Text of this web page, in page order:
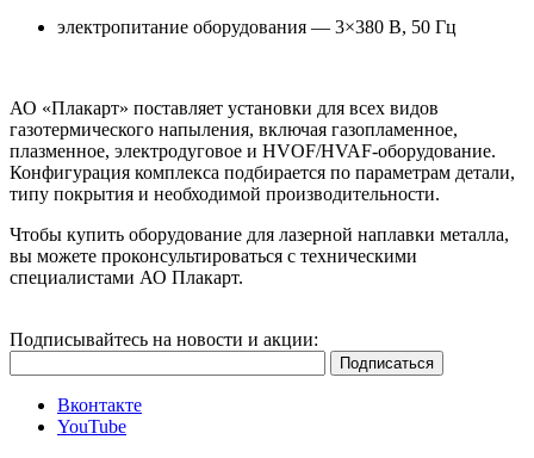
электропитание оборудования — 3×380 В, 50 Гц
АО «Плакарт» поставляет установки для всех видов
газотермического напыления, включая газопламенное,
плазменное, электродуговое и HVOF/HVAF-оборудование.
Конфигурация комплекса подбирается по параметрам детали,
типу покрытия и необходимой производительности.
Чтобы купить оборудование для лазерной наплавки металла,
вы можете проконсультироваться с техническими
специалистами АО Плакарт.
Подписывайтесь на новости и акции:
Вконтакте
YouTube